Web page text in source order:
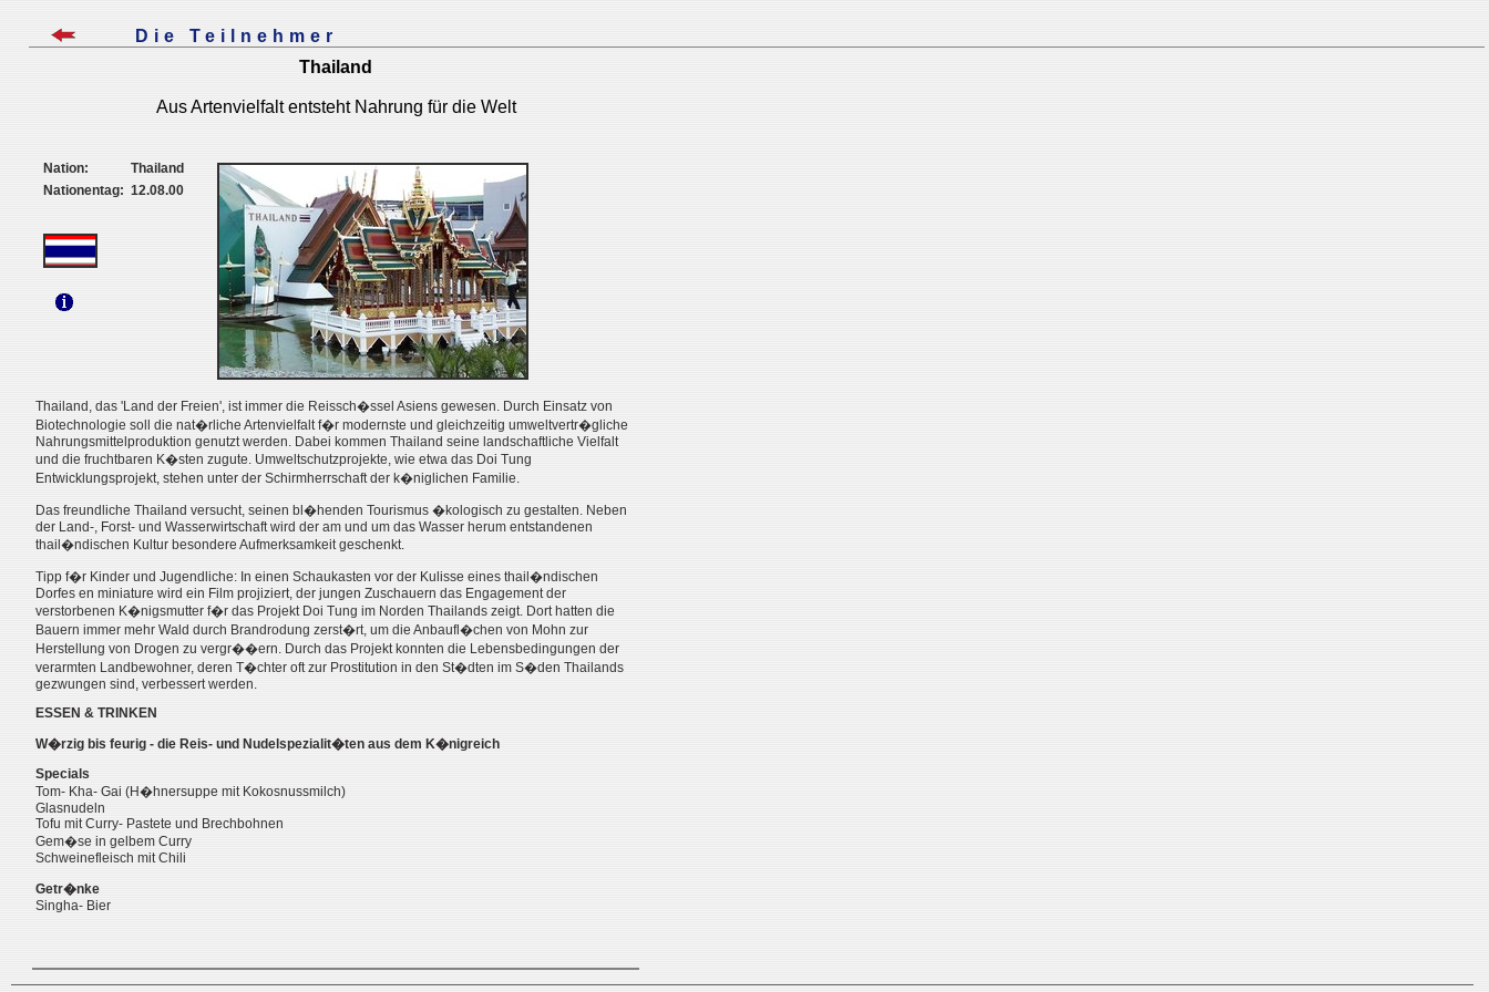
Die Teilnehmer
Thailand
Aus Artenvielfalt entsteht Nahrung für die Welt
Nation:
Thailand
Nationentag: 12.08.00
Thailand, das 'Land der Freien', ist immer die Reissch�ssel Asiens gewesen. Durch Einsatz von
Biotechnologie soll die nat�rliche Artenvielfalt f�r modernste und gleichzeitig umweltvertr�gliche
Nahrungsmittelproduktion genutzt werden. Dabei kommen Thailand seine landschaftliche Vielfalt
und die fruchtbaren K�sten zugute. Umweltschutzprojekte, wie etwa das Doi Tung
Entwicklungsprojekt, stehen unter der Schirmherrschaft der k�niglichen Familie.
Das freundliche Thailand versucht, seinen bl�henden Tourismus �kologisch zu gestalten. Neben
der Land-, Forst- und Wasserwirtschaft wird der am und um das Wasser herum entstandenen
thail�ndischen Kultur besondere Aufmerksamkeit geschenkt.
Tipp f�r Kinder und Jugendliche: In einen Schaukasten vor der Kulisse eines thail�ndischen
Dorfes en miniature wird ein Film projiziert, der jungen Zuschauern das Engagement der
verstorbenen K�nigsmutter f�r das Projekt Doi Tung im Norden Thailands zeigt. Dort hatten die
Bauern immer mehr Wald durch Brandrodung zerst�rt, um die Anbaufl�chen von Mohn zur
Herstellung von Drogen zu vergr��ern. Durch das Projekt konnten die Lebensbedingungen der
verarmten Landbewohner, deren T�chter oft zur Prostitution in den St�dten im S�den Thailands
gezwungen sind, verbessert werden.
ESSEN & TRINKEN
W�rzig bis feurig - die Reis- und Nudelspezialit�ten aus dem K�nigreich
Specials
Tom- Kha- Gai (H�hnersuppe mit Kokosnussmilch)
Glasnudeln
Tofu mit Curry- Pastete und Brechbohnen
Gem�se in gelbem Curry
Schweinefleisch mit Chili
Getr�nke
Singha- Bier